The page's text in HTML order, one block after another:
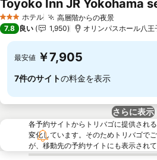
3 ホテルのランク
ホテル 高層階からの夜景
7.8 良い 1,950 オリンパスホール八
最安値 ￥7,905
7件のサイトの料金を表示
さらに表示
各予約サイトからトリバゴに提供され
変化しています。そのためトリバゴで
が、移動先の予約サイトにも表示され